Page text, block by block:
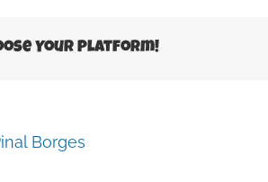
Your Platform!
Borges